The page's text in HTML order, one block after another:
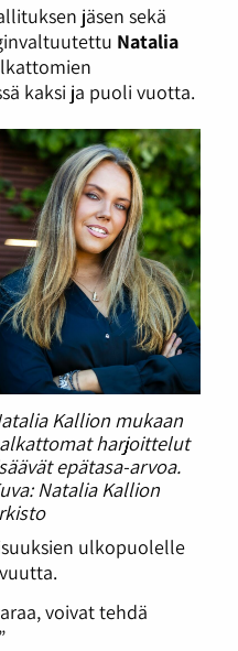
jäsen sekä
Natalia
kaksi ja puoli vuotta.
Kallion mukaan
harjoittelut
epätasa-arvoa.
Natalia Kallion
ulkopuolelle
voivat tehdä